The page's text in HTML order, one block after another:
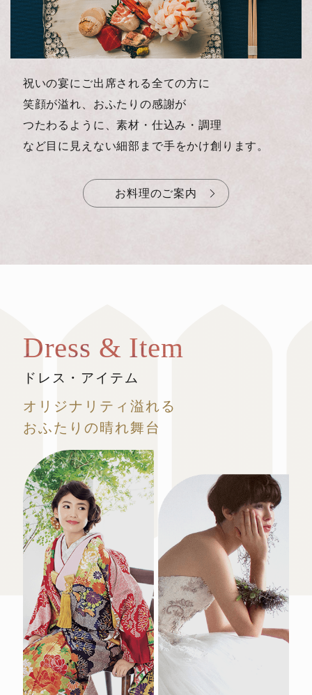
祝いの宴にご出席される全ての方に
笑顔が溢れ、おふたりの感謝が
つたわるように、素材・仕込み・調理
など目に見えない細部まで手をかけ創ります。
お料理のご案内
ドレス・アイテム
Dress & Item
オリジナリティ溢れる
おふたりの晴れ舞台